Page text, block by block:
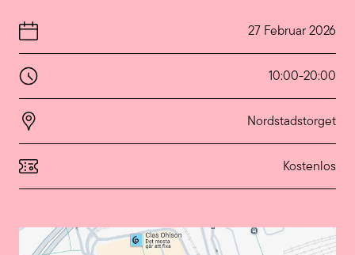
27 Februar 2026
10:00-20:00
Nordstadstorget
Kostenlos